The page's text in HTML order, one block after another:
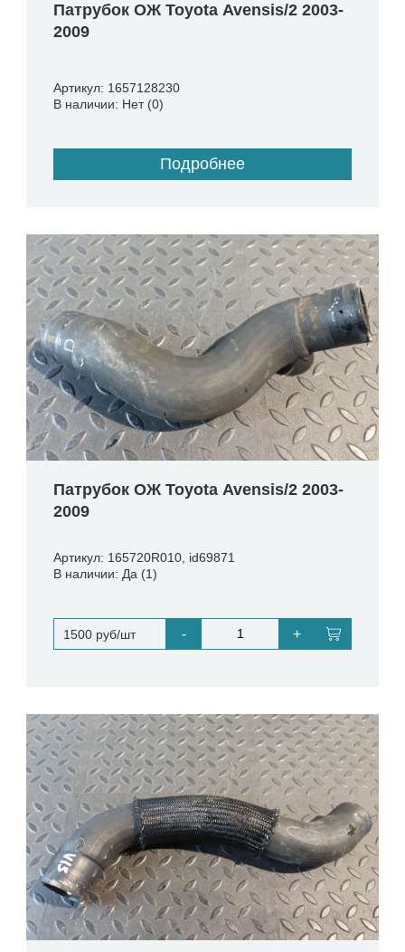
Патрубок ОЖ Toyota Avensis/2 2003-
2009
Артикул: 1657128230
В наличии: Нет (0)
Подробнее
Патрубок ОЖ Toyota Avensis/2 2003-
2009
Артикул: 165720R010, id69871
В наличии: Да (1)
1500 руб/шт - +